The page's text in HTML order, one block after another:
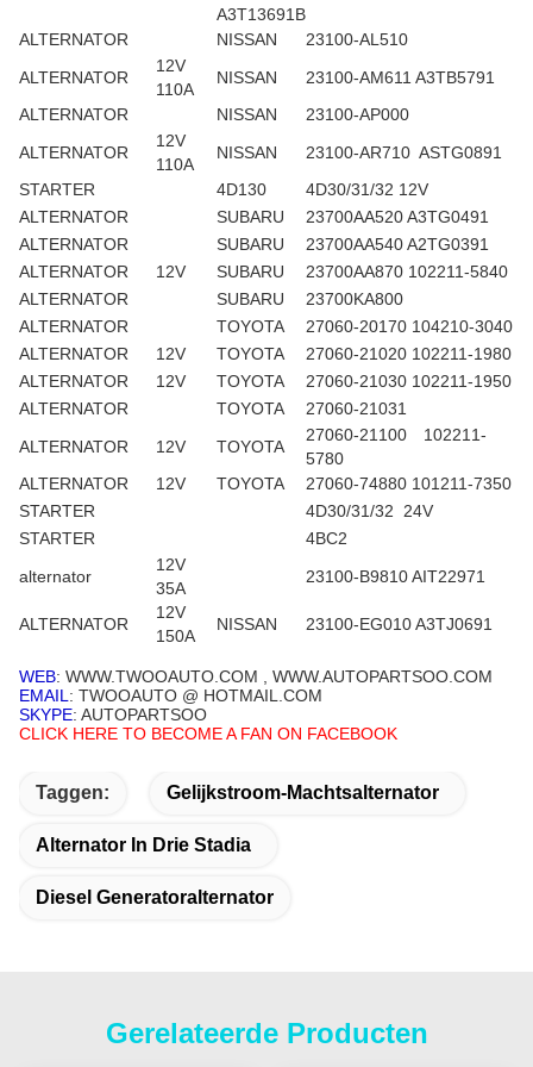
A3T13691B
ALTERNATOR
NISSAN
23100-AL510
ALTERNATOR
12V
110A
NISSAN
23100-AM611 A3TB5791
ALTERNATOR
NISSAN
23100-AP000
ALTERNATOR
12V
110A
NISSAN
23100-AR710 ASTG0891
STARTER
4D130
4D30/31/32 12V
ALTERNATOR
SUBARU
23700AA520 A3TG0491
ALTERNATOR
SUBARU
23700AA540 A2TG0391
ALTERNATOR
12V SUBARU
23700AA870 102211-5840
ALTERNATOR
SUBARU
23700KA800
ALTERNATOR
TOYOTA
27060-20170 104210-3040
ALTERNATOR
12V TOYOTA
27060-21020 102211-1980
ALTERNATOR
12V TOYOTA
27060-21030 102211-1950
ALTERNATOR
TOYOTA
27060-21031
ALTERNATOR
12V TOYOTA
27060-21100 102211-
5780
ALTERNATOR
12V TOYOTA
27060-74880 101211-7350
STARTER
4D30/31/32 24V
STARTER
4BC2
alternator
12V
35A
23100-B9810 AIT22971
ALTERNATOR
12V
150A
NISSAN 23100-EG010 A3TJ0691
WEB: WWW.TWOOAUTO.COM , WWW.AUTOPARTSOO.COM
EMAIL : TWOOAUTO @ HOTMAIL.COM
SKYPE: AUTOPARTSOO
CLICK HERE TO BECOME A FAN ON FACEBOOK
Taggen: Gelijkstroom-Machtsalternator
Alternator In Drie Stadia
Diesel Generatoralternator
Gerelateerde Producten